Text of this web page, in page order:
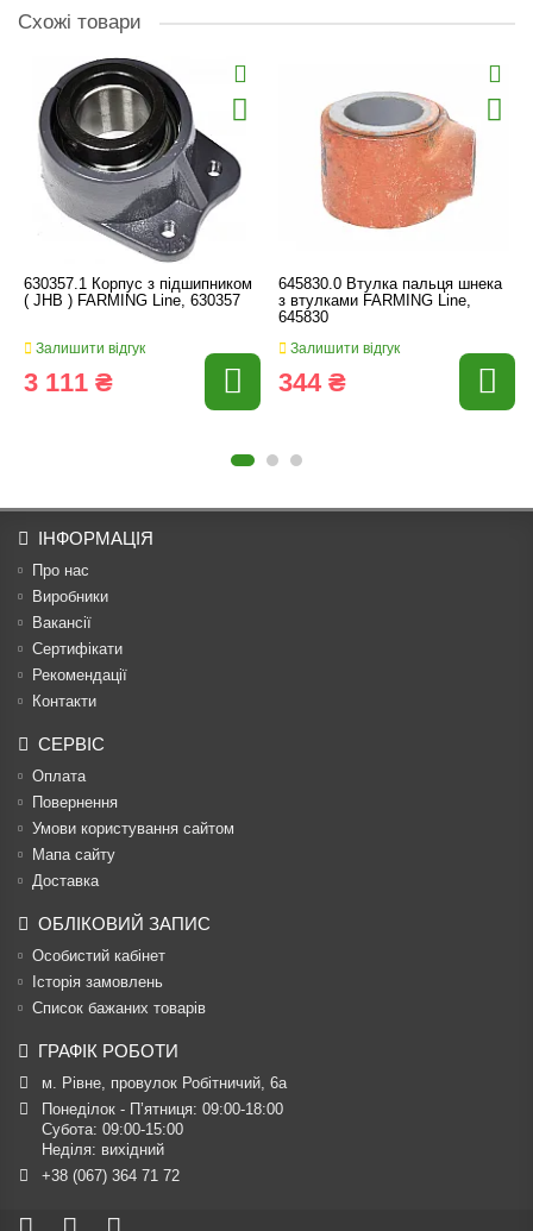
Схожі товари
630357.1 Корпус з підшипником
( JHB ) FARMING Line, 630357
Залишити відгук
3 111 ₴
645830.0 Втулка пальця шнека
з втулками FARMING Line,
645830
Залишити відгук
344 ₴
ІНФОРМАЦІЯ
Про нас
Виробники
Вакансії
Сертифікати
Рекомендації
Контакти
СЕРВІС
Оплата
Повернення
Умови користування сайтом
Мапа сайту
Доставка
ОБЛІКОВИЙ ЗАПИС
Особистий кабінет
Історія замовлень
Список бажаних товарів
ГРАФІК РОБОТИ
м. Рівне, провулок Робітничий, 6а
Понеділок - П’ятниця: 09:00-18:00
Субота: 09:00-15:00
Неділя: вихідний
+38 (067) 364 71 72